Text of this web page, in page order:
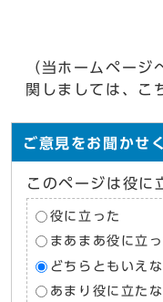
（当ホームページ
関しましては、こ
ご意見をお聞かせ
このページは役に
役に立った
まあまあ役に立
どちらともいえ
あまり役に立た